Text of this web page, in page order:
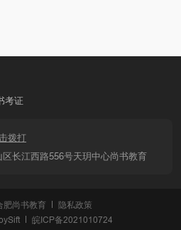
考证
拨打
长江西路556号天玥中心尚书教育
肥尚书教育
隐私政策
皖ICP备2021010724